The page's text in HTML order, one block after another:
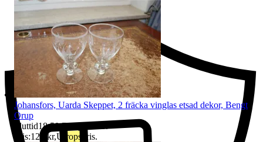
Ersättning om du inte får din vara
Johansfors, Uarda Skeppet, 2 fräcka vinglas etsad dekor, Bengt
Orup
Sluttid18:50 7 aug 18:50
Pris:129 kr,Utropspris.